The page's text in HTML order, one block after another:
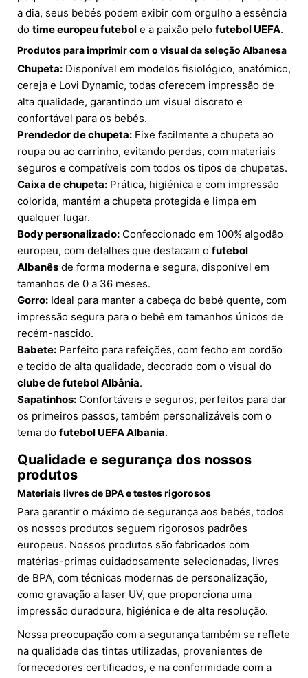
a dia, seus bebés podem exibir com orgulho a essência
do time europeu futebol e a paixão pelo futebol UEFA.
Produtos para imprimir com o visual da seleção Albanesa
Chupeta: Disponível em modelos fisiológico, anatómico,
cereja e Lovi Dynamic, todas oferecem impressão de
alta qualidade, garantindo um visual discreto e
confortável para os bebés.
Prendedor de chupeta: Fixe facilmente a chupeta ao
roupa ou ao carrinho, evitando perdas, com materiais
seguros e compatíveis com todos os tipos de chupetas.
Caixa de chupeta: Prática, higiénica e com impressão
colorida, mantém a chupeta protegida e limpa em
qualquer lugar.
Body personalizado: Confeccionado em 100% algodão
europeu, com detalhes que destacam o futebol
Albanês de forma moderna e segura, disponível em
tamanhos de 0 a 36 meses.
Gorro: Ideal para manter a cabeça do bebé quente, com
impressão segura para o bebê em tamanhos únicos de
recém-nascido.
Babete: Perfeito para refeições, com fecho em cordão
e tecido de alta qualidade, decorado com o visual do
clube de futebol Albânia.
Sapatinhos: Confortáveis e seguros, perfeitos para dar
os primeiros passos, também personalizáveis com o
tema do futebol UEFA Albania.
Qualidade e segurança dos nossos
produtos
Materiais livres de BPA e testes rigorosos
Para garantir o máximo de segurança aos bebés, todos
os nossos produtos seguem rigorosos padrões
europeus. Nossos produtos são fabricados com
matérias-primas cuidadosamente selecionadas, livres
de BPA, com técnicas modernas de personalização,
como gravação a laser UV, que proporciona uma
impressão duradoura, higiénica e de alta resolução.
Nossa preocupação com a segurança também se reflete
na qualidade das tintas utilizadas, provenientes de
fornecedores certificados, e na conformidade com a